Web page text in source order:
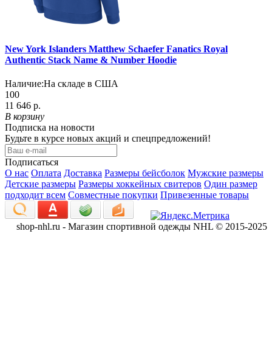
New York Islanders Matthew Schaefer Fanatics Royal
Authentic Stack Name & Number Hoodie
Наличие:На складе в США
100
11 646 р.
В корзину
Подписка на новости
Будьте в курсе новых акций и спецпредложений!
Подписаться
О нас Оплата Доставка Размеры бейсболок Мужские размеры
Детские размеры Размеры хоккейных свитеров Один размер
подходит всем Совместные покупки Привезенные товары
shop-nhl.ru - Магазин спортивной одежды NHL © 2015-2025